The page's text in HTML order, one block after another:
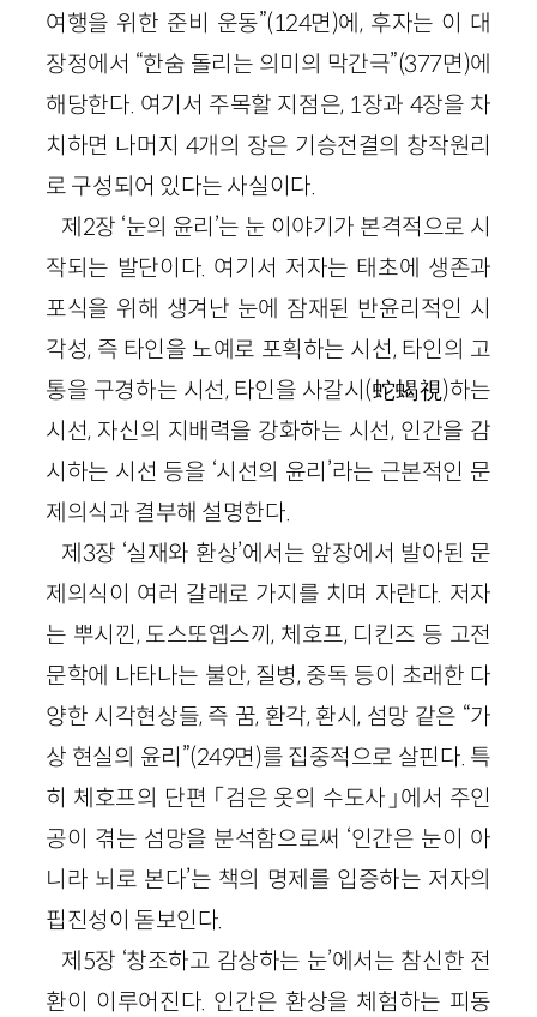
여행을 위한 준비 운동”(124면)에, 후자는 이 대
장정에서 “한숨 돌리는 의미의 막간극”(377면)에
해당한다. 여기서 주목할 지점은, 1장과 4장을 차
치하면 나머지 4개의 장은 기승전결의 창작원리
로 구성되어 있다는 사실이다.
제2장 ‘눈의 윤리’는 눈 이야기가 본격적으로 시
작되는 발단이다. 여기서 저자는 태초에 생존과
포식을 위해 생겨난 눈에 잠재된 반윤리적인 시
각성, 즉 타인을 노예로 포획하는 시선, 타인의 고
통을 구경하는 시선, 타인을 사갈시(蛇蝎視)하는
시선, 자신의 지배력을 강화하는 시선, 인간을 감
시하는 시선 등을 ‘시선의 윤리’라는 근본적인 문
제의식과 결부해 설명한다.
제3장 ‘실재와 환상’에서는 앞장에서 발아된 문
제의식이 여러 갈래로 가지를 치며 자란다. 저자
는 뿌시낀, 도스또옙스끼, 체호프, 디킨즈 등 고전
문학에 나타나는 불안, 질병, 중독 등이 초래한 다
양한 시각현상들, 즉 꿈, 환각, 환시, 섬망 같은 “가
상 현실의 윤리”(249면)를 집중적으로 살핀다. 특
히 체호프의 단편 「검은 옷의 수도사」에서 주인
공이 겪는 섬망을 분석함으로써 ‘인간은 눈이 아
니라 뇌로 본다’는 책의 명제를 입증하는 저자의
핍진성이 돋보인다.
제5장 ‘창조하고 감상하는 눈’에서는 참신한 전
환이 이루어진다. 인간은 환상을 체험하는 피동